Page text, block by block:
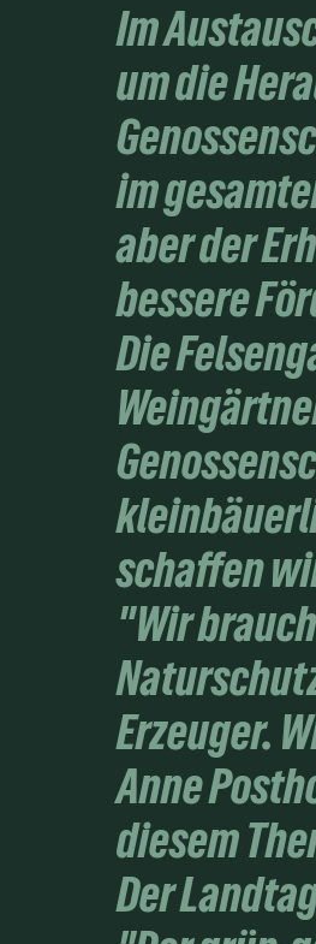
Im
um die
im
aber der
bessere
Die
schaffen
"Wir
Erzeuger.
Anne
diesem
Der